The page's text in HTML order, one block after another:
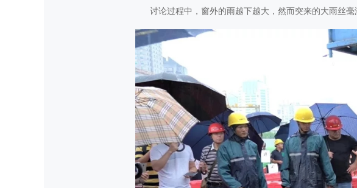
讨论过程中，窗外的雨越下越大，然而突来的大雨丝毫